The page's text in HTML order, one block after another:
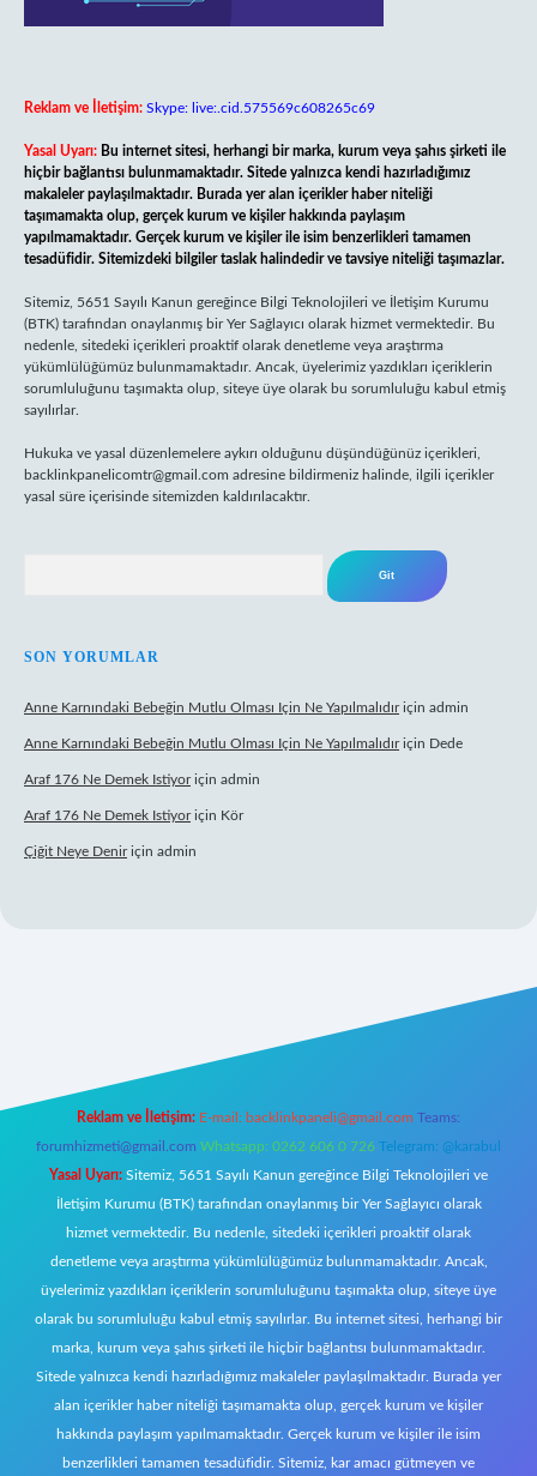
Reklam ve İletişim: Skype: live:.cid.575569c608265c69
Yasal Uyarı: Bu internet sitesi, herhangi bir marka, kurum veya şahıs şirketi ile
hiçbir bağlantısı bulunmamaktadır. Sitede yalnızca kendi hazırladığımız
makaleler paylaşılmaktadır. Burada yer alan içerikler haber niteliği
taşımamakta olup, gerçek kurum ve kişiler hakkında paylaşım
yapılmamaktadır. Gerçek kurum ve kişiler ile isim benzerlikleri tamamen
tesadüfidir. Sitemizdeki bilgiler taslak halindedir ve tavsiye niteliği taşımazlar.
Sitemiz, 5651 Sayılı Kanun gereğince Bilgi Teknolojileri ve İletişim Kurumu
(BTK) tarafından onaylanmış bir Yer Sağlayıcı olarak hizmet vermektedir. Bu
nedenle, sitedeki içerikleri proaktif olarak denetleme veya araştırma
yükümlülüğümüz bulunmamaktadır. Ancak, üyelerimiz yazdıkları içeriklerin
sorumluluğunu taşımakta olup, siteye üye olarak bu sorumluluğu kabul etmiş
sayılırlar.
Hukuka ve yasal düzenlemelere aykırı olduğunu düşündüğünüz içerikleri,
backlinkpanelicomtr@gmail.com adresine bildirmeniz halinde, ilgili içerikler
yasal süre içerisinde sitemizden kaldırılacaktır.
SON YORUMLAR
Anne Karnındaki Bebeğin Mutlu Olması Için Ne Yapılmalıdıriçin admin
Anne Karnındaki Bebeğin Mutlu Olması Için Ne Yapılmalıdıriçin Dede
Araf 176 Ne Demek Istiyoriçin admin
Araf 176 Ne Demek Istiyoriçin Kör
Çiğit Neye Deniriçin admin
Reklam ve İletişim: E-mail: backlinkpaneli@gmail.com Teams:
forumhizmeti@gmail.com Whatsapp: 0262 606 0 726 Telegram: @karabul
Yasal Uyarı: Sitemiz, 5651 Sayılı Kanun gereğince Bilgi Teknolojileri ve
İletişim Kurumu (BTK) tarafından onaylanmış bir Yer Sağlayıcı olarak
hizmet vermektedir. Bu nedenle, sitedeki içerikleri proaktif olarak
denetleme veya araştırma yükümlülüğümüz bulunmamaktadır. Ancak,
üyelerimiz yazdıkları içeriklerin sorumluluğunu taşımakta olup, siteye üye
olarak bu sorumluluğu kabul etmiş sayılırlar. Bu internet sitesi, herhangi bir
marka, kurum veya şahıs şirketi ile hiçbir bağlantısı bulunmamaktadır.
Sitede yalnızca kendi hazırladığımız makaleler paylaşılmaktadır. Burada yer
alan içerikler haber niteliği taşımamakta olup, gerçek kurum ve kişiler
hakkında paylaşım yapılmamaktadır. Gerçek kurum ve kişiler ile isim
benzerlikleri tamamen tesadüfidir. Sitemiz, kar amacı gütmeyen ve